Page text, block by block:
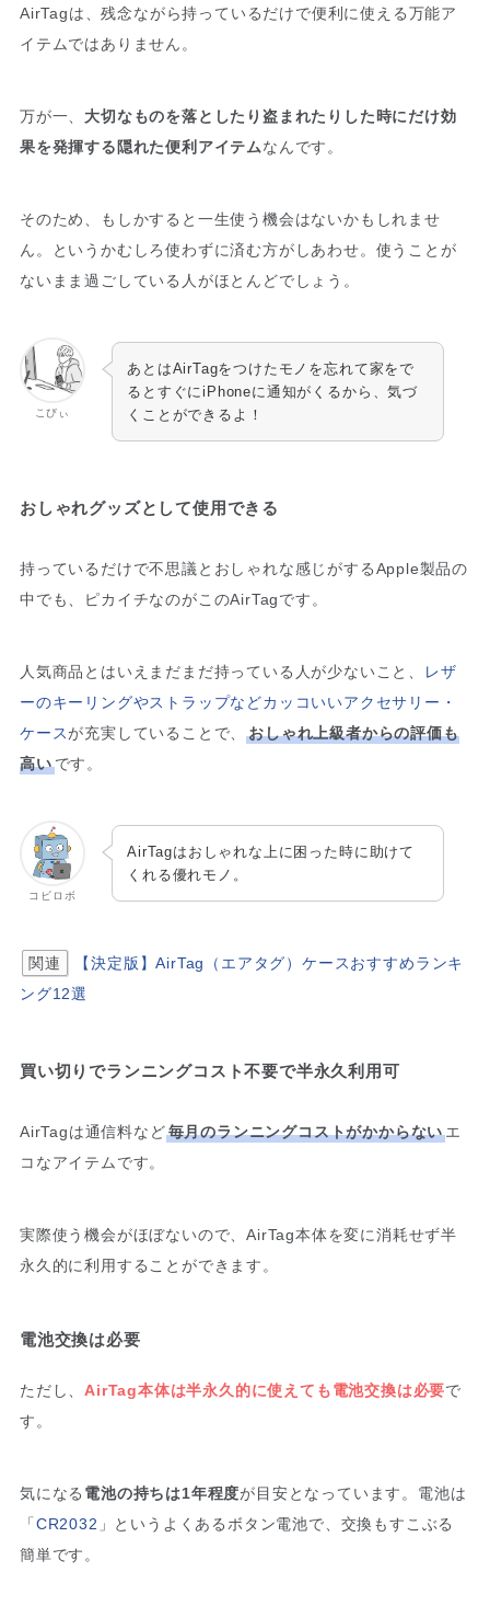
AirTagは、残念ながら持っているだけで便利に使える万能ア
イテムではありません。
万が一、 大切なものを落としたり盗まれたりした時にだけ効
果を発揮する隠れた便利アイテムなんです。
そのため、もしかすると一生使う機会はないかもしれませ
ん。
というかむしろ使わずに済む方がしあわせ。 使うことが
ないまま過ごしている人がほとんどでしょう。
こびぃ
あとはAirTagをつけたモノを忘れて家をで
るとすぐにiPhoneに通知がくるから、気づ
くことができるよ！
おしゃれグッズとして使用できる
持っているだけで不思議とおしゃれな感じがするApple製品の
中でも、ピカイチなのがこのAirTagです。
人気商品とはいえまだまだ持っている人が少ないこと、
レザ
ーのキーリングやストラップなどカッコいいアクセサリー・
ケースが充実していることで、おしゃれ上級者からの評価も
高いです。
コビロボ
AirTagはおしゃれな上に困った時に助けて
くれる優れモノ。
関連
【決定版】AirTag（エアタグ）ケースおすすめランキ
ング12選
買い切りでランニングコスト不要で半永久利用可
AirTagは通信料など毎月のランニングコストがかからないエ
コなアイテムです。
実際使う機会がほぼないので、AirTag本体を変に消耗せず半
永久的に利用することができます。
電池交換は必要
ただし、 AirTag本体は半永久的に使えても電池交換は必要で
す。
気になる 電池の持ちは1年程度が目安となっています。電池は
「 CR2032 」というよくあるボタン電池で、交換もすこぶる
簡単です。